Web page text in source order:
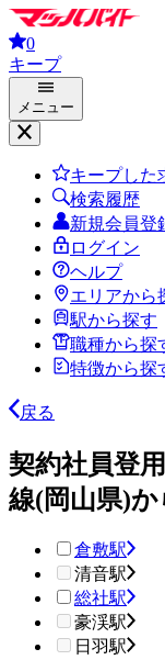
0
キープ
メニュー
キープした
検索履歴
新規会員登
ログイン
ヘルプ
エリアから
駅から探す
職種から探
特徴から探
戻る
契約社員登
線(岡山県)
倉敷駅
清音駅
総社駅
豪渓駅
日羽駅